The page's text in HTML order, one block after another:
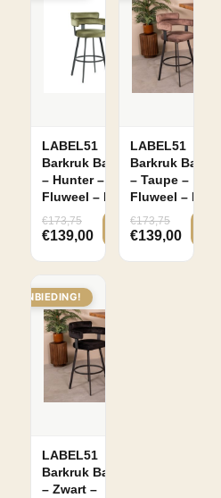
LABEL51
Barkruk Bardio
– Hunter –
Fluweel – Hoog
€173,75
€139,00
LABEL51
Barkruk Bardio
– Taupe –
Fluweel –
€173,75
€139,00
AANBIEDING!
LABEL51
Barkruk Bardio
– Zwart –
⎯